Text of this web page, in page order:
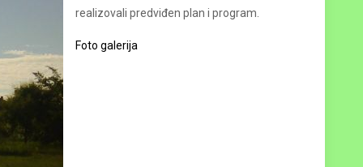
realizovali predviđen plan i program.
Foto galerija